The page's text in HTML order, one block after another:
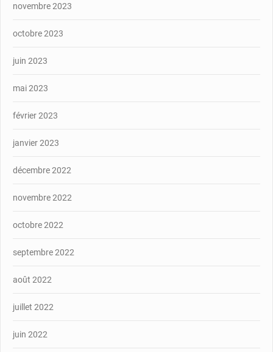
novembre 2023
octobre 2023
juin 2023
mai 2023
février 2023
janvier 2023
décembre 2022
novembre 2022
octobre 2022
septembre 2022
août 2022
juillet 2022
juin 2022